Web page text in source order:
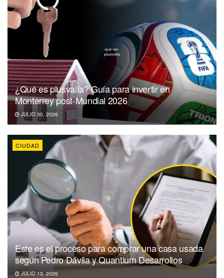
¿Qué es plusvalía? Guía para invertir en
Monterrey post-Mundial 2026
JULIO 30, 2026
CIUDAD
Este es el proceso para comprar una casa usada
según Pedro Dávila y Quantium Desarrollos
JULIO 13, 2026